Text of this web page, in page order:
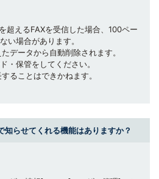
超えるFAXを受信した場合、100ペー
い場合があります。
データから自動削除されます。
・保管をしてください。
ることはできかねます。
知らせてくれる機能はありますか？